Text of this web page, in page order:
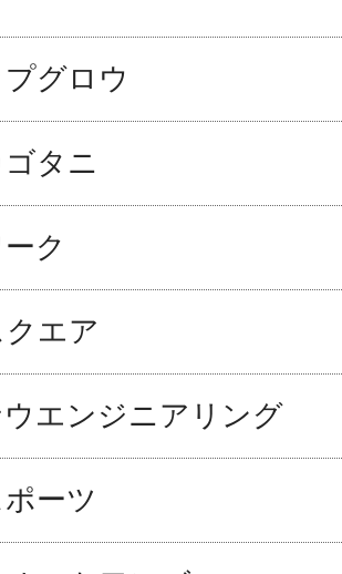
グロウ
タニ
ク
エア
エンジニアリング
ーツ